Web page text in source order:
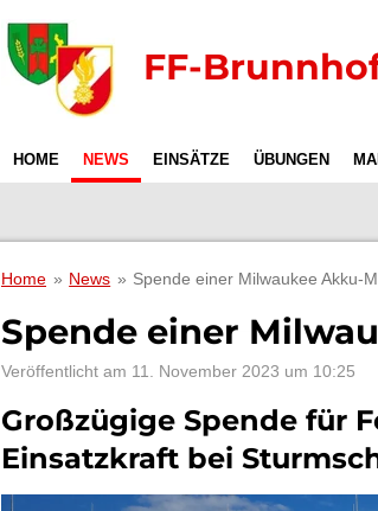
FF-
HOME NEWS EINSÄTZE ÜBUNGEN
Home » News » Spende einer Milwaukee Akku-
Spende einer
Veröffentlicht am 11. November 2023 um 10:25
Großzügige Spende für
Einsatzkraft bei